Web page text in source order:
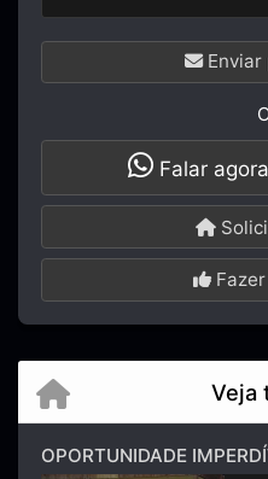
Enviar
Falar
Fazer
Veja
OPORTUNIDADE